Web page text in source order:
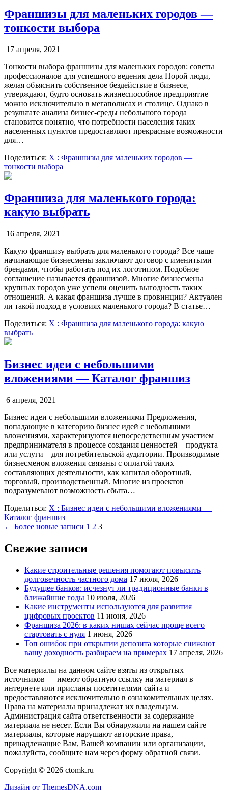
Франшизы для маленьких городов —
тонкости выбора
17 апреля, 2021
Тонкости выбора франшизы для маленьких городов: советы
профессионалов для успешного ведения дела Порой люди,
желая объяснить собственное бездействие в бизнесе,
утверждают, будто основать жизнеспособное предприятие
можно исключительно в мегаполисах и столице. Однако в
результате анализа бизнес-среды небольшого города
становится понятно, что потребности населения таких
населенных пунктов предоставляют прекрасные возможности
для…
Поделиться: X : Франшизы для маленьких городов —
тонкости выбора
Франшиза для маленького города:
какую выбрать
16 апреля, 2021
Какую франшизу выбрать для маленького города? Все чаще
начинающие бизнесмены заключают договор с именитыми
брендами, чтобы работать под их логотипом. Подобное
соглашение называется франшизой. Многие бизнесмены
крупных городов уже успели оценить выгодность таких
отношений. А какая франшиза лучше в провинции? Актуален
ли такой подход в условиях маленького города? В статье…
Поделиться: X : Франшиза для маленького города: какую
выбрать
Бизнес идеи с небольшими
вложениями — Каталог франшиз
6 апреля, 2021
Бизнес идеи с небольшими вложениями Предложения,
попадающие в категорию бизнес идей с небольшими
вложениями, характеризуются непосредственным участием
предпринимателя в процессе создания ценностей – продукта
или услуги – для потребительской аудитории. Производимые
бизнесменом вложения связаны с оплатой таких
составляющих деятельности, как капитал оборотный,
торговый, производственный. Многие из проектов
подразумевают возможность сбыта…
Поделиться: X : Бизнес идеи с небольшими вложениями —
Каталог франшиз
Пагинация
записей
← Более новые записи 1 2 3
Свежие записи
Какие строительные решения помогают повысить
долговечность частного дома 17 июля, 2026
Будущее банков: исчезнут ли традиционные банки в
ближайшие годы 10 июля, 2026
Какие инструменты используются для развития
цифровых проектов 11 июня, 2026
Франшиза 2026: в каких нишах сейчас проще всего
стартовать с нуля 1 июня, 2026
Топ ошибок при открытии депозита которые снижают
вашу доходность разбираем на примерах 17 апреля, 2026
Все материалы на данном сайте взяты из открытых
источников — имеют обратную ссылку на материал в
интернете или присланы посетителями сайта и
предоставляются исключительно в ознакомительных целях.
Права на материалы принадлежат их владельцам.
Администрация сайта ответственности за содержание
материала не несет. Если Вы обнаружили на нашем сайте
материалы, которые нарушают авторские права,
принадлежащие Вам, Вашей компании или организации,
пожалуйста, сообщите нам через форму обратной связи.
Copyright © 2026 ctomk.ru
Дизайн от ThemesDNA.com